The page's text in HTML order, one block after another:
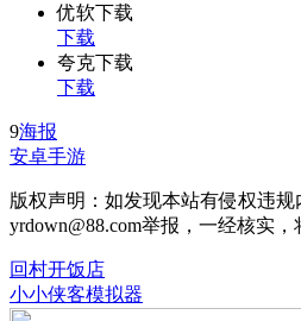
优软下载
下载
夸克下载
下载
9海报
安卓手游
版权声明：如发现本站有侵权违
yrdown@88.com举报，一经核实，
回村开饭店
小小侠客模拟器